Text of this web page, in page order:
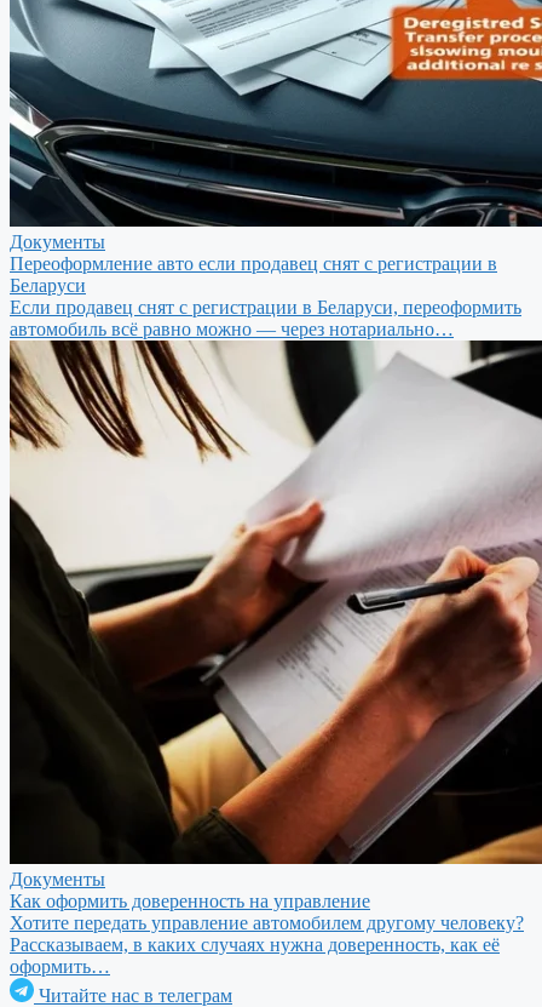
Документы
Переоформление авто если продавец снят с регистрации в
Беларуси
Если продавец снят с регистрации в Беларуси, переоформить
автомобиль всё равно можно — через нотариально…
Документы
Как оформить доверенность на управление
Хотите передать управление автомобилем другому человеку?
Рассказываем, в каких случаях нужна доверенность, как её
оформить…
Читайте нас в телеграм